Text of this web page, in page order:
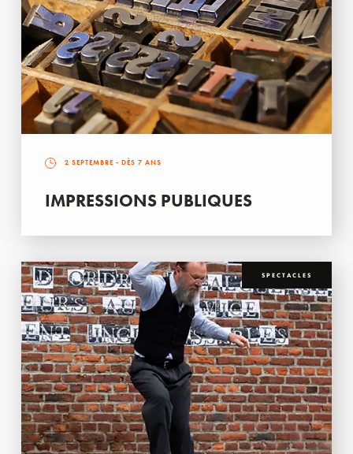
2 SEPTEMBRE - DÈS 7 ANS
IMPRESSIONS PUBLIQUES
SPECTACLES